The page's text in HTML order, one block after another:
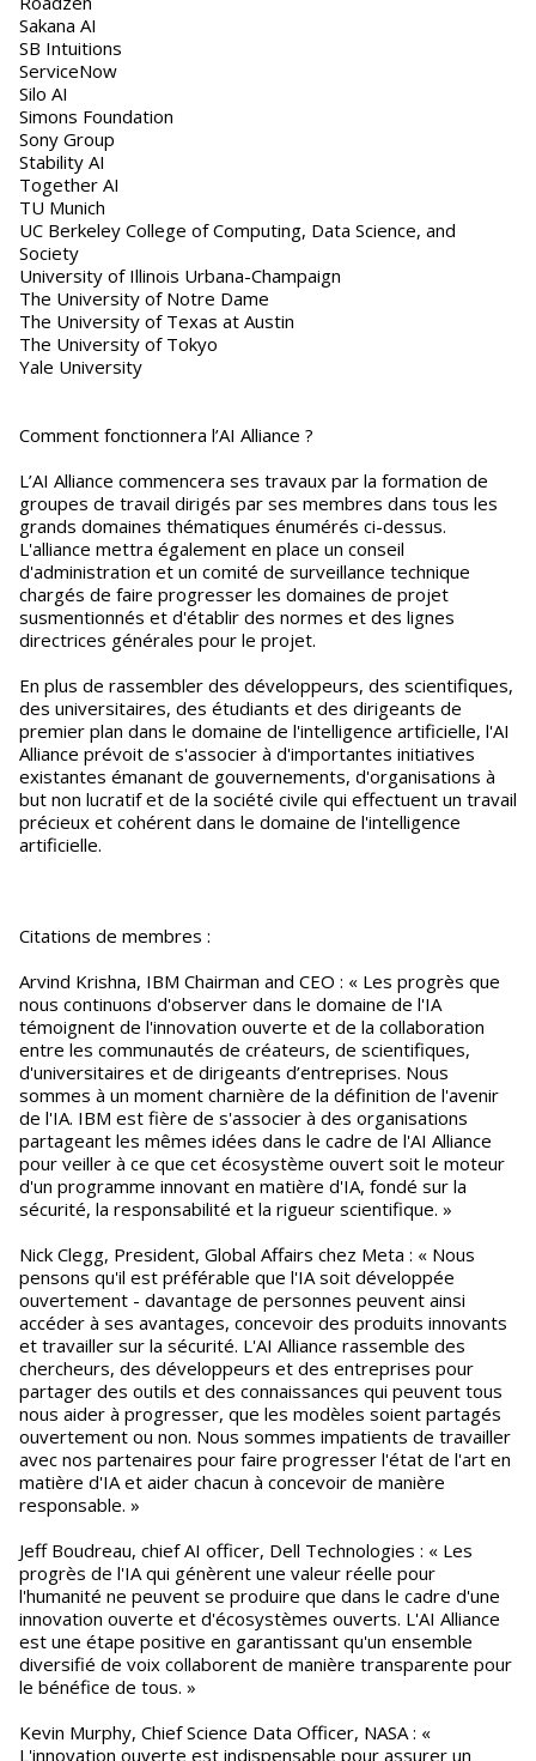
Sakana AI
SB Intuitions
ServiceNow
Silo AI
Simons Foundation
Sony Group
Stability AI
Together AI
TU Munich
UC Berkeley College of Computing, Data Science, and
Society
University of Illinois Urbana-Champaign
The University of Notre Dame
The University of Texas at Austin
The University of Tokyo
Yale University
Comment fonctionnera l’AI Alliance ?
L’AI Alliance commencera ses travaux par la formation de
groupes de travail dirigés par ses membres dans tous les
grands domaines thématiques énumérés ci-dessus.
L'alliance mettra également en place un conseil
d'administration et un comité de surveillance technique
chargés de faire progresser les domaines de projet
susmentionnés et d'établir des normes et des lignes
directrices générales pour le projet.
En plus de rassembler des développeurs, des scientifiques,
des universitaires, des étudiants et des dirigeants de
premier plan dans le domaine de l'intelligence artificielle, l'AI
Alliance prévoit de s'associer à d'importantes initiatives
existantes émanant de gouvernements, d'organisations à
but non lucratif et de la société civile qui effectuent un travail
précieux et cohérent dans le domaine de l'intelligence
artificielle.
Citations de membres :
Arvind Krishna, IBM Chairman and CEO : « Les progrès que
nous continuons d'observer dans le domaine de l'IA
témoignent de l'innovation ouverte et de la collaboration
entre les communautés de créateurs, de scientifiques,
d'universitaires et de dirigeants d’entreprises. Nous
sommes à un moment charnière de la définition de l'avenir
de l'IA. IBM est fière de s'associer à des organisations
partageant les mêmes idées dans le cadre de l'AI Alliance
pour veiller à ce que cet écosystème ouvert soit le moteur
d'un programme innovant en matière d'IA, fondé sur la
sécurité, la responsabilité et la rigueur scientifique. »
Nick Clegg, President, Global Affairs chez Meta : « Nous
pensons qu'il est préférable que l'IA soit développée
ouvertement - davantage de personnes peuvent ainsi
accéder à ses avantages, concevoir des produits innovants
et travailler sur la sécurité. L'AI Alliance rassemble des
chercheurs, des développeurs et des entreprises pour
partager des outils et des connaissances qui peuvent tous
nous aider à progresser, que les modèles soient partagés
ouvertement ou non. Nous sommes impatients de travailler
avec nos partenaires pour faire progresser l'état de l'art en
matière d'IA et aider chacun à concevoir de manière
responsable. »
Jeff Boudreau, chief AI officer, Dell Technologies : « Les
progrès de l'IA qui génèrent une valeur réelle pour
l'humanité ne peuvent se produire que dans le cadre d'une
innovation ouverte et d'écosystèmes ouverts. L'AI Alliance
est une étape positive en garantissant qu'un ensemble
diversifié de voix collaborent de manière transparente pour
le bénéfice de tous. »
Kevin Murphy, Chief Science Data Officer, NASA : «
L'innovation ouverte est indispensable pour assurer un